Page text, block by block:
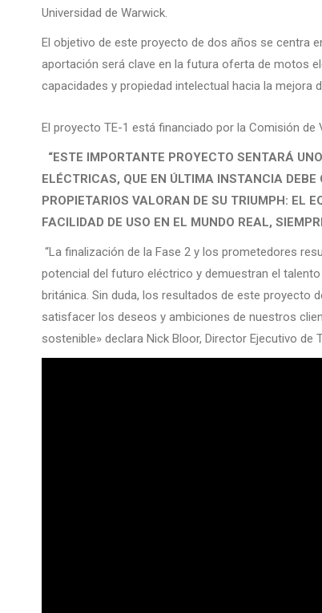
Universidad de Warwick.
El objetivo de este proyecto de dos años se centra
aportación será clave en la futura oferta de motos
capacidades y propiedad intelectual hacia la mejora
El proyecto TE-1 está financiado por la Comisión de
“ESTE IMPORTANTE PROYECTO SENTARÁ
ELÉCTRICAS, QUE EN ÚLTIMA INSTANCIA
PROPIETARIOS VALORAN DE SU TRIUMPH: EL
FACILIDAD DE USO EN EL MUNDO REAL,
“La finalización de la Fase 2 y los prometedores
potencial del futuro eléctrico y demuestran el
británica. Sin duda, los resultados de este proyecto
satisfacer los deseos y ambiciones de nuestros
sostenible» declara Nick Bloor, Director Ejecutivo de